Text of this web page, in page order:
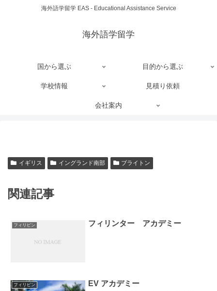
海外語学留学 EAS - Educational Assistance Service
海外語学留学
国から選ぶ 目的から選ぶ
学校情報 見積り依頼
会社案内
イギリス イングランド南部 ブライトン
関連記事
フィリピン フィリンター アカデミー
フィリピン EV アカデミー